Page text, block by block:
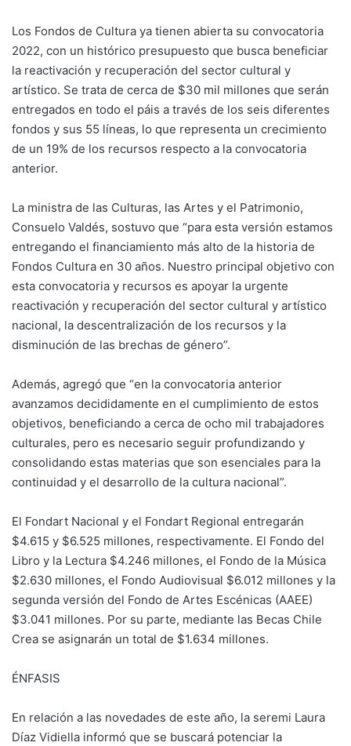
Los Fondos de Cultura ya tienen abierta su convocatoria
2022, con un histórico presupuesto que busca beneficiar
la reactivación y recuperación del sector cultural y
artístico. Se trata de cerca de $30 mil millones que serán
entregados en todo el páis a través de los seis diferentes
fondos y sus 55 líneas, lo que representa un crecimiento
de un 19% de los recursos respecto a la convocatoria
anterior.
La ministra de las Culturas, las Artes y el Patrimonio,
Consuelo Valdés, sostuvo que “para esta versión estamos
entregando el financiamiento más alto de la historia de
Fondos Cultura en 30 años. Nuestro principal objetivo con
esta convocatoria y recursos es apoyar la urgente
reactivación y recuperación del sector cultural y artístico
nacional, la descentralización de los recursos y la
disminución de las brechas de género”.
Además, agregó que “en la convocatoria anterior
avanzamos decididamente en el cumplimiento de estos
objetivos, beneficiando a cerca de ocho mil trabajadores
culturales, pero es necesario seguir profundizando y
consolidando estas materias que son esenciales para la
continuidad y el desarrollo de la cultura nacional”.
El Fondart Nacional y el Fondart Regional entregarán
$4.615 y $6.525 millones, respectivamente. El Fondo del
Libro y la Lectura $4.246 millones, el Fondo de la Música
$2.630 millones, el Fondo Audiovisual $6.012 millones y la
segunda versión del Fondo de Artes Escénicas (AAEE)
$3.041 millones. Por su parte, mediante las Becas Chile
Crea se asignarán un total de $1.634 millones.
ÉNFASIS
En relación a las novedades de este año, la seremi Laura
Díaz Vidiella informó que se buscará potenciar la